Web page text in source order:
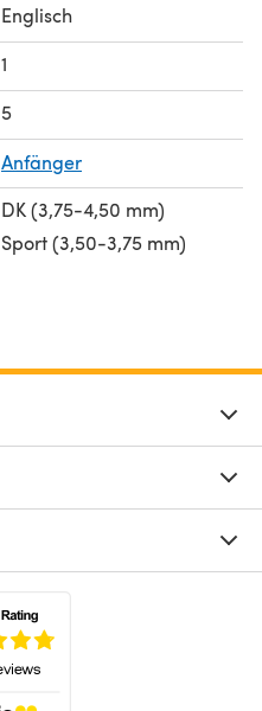
Englisch
1
5
Anfänger
DK (3,75-4,50 mm)
Sport (3,50-3,75 mm)